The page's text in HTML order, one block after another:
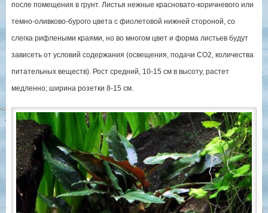
после помещения в грунт. Листья нежные красновато-коричневого или
темно-оливково-бурого цвета с фиолетовой нижней стороной, со
слегка рифлеными краями, но во многом цвет и форма листьев будут
зависеть от условий содержания (освещения, подачи СО2, количества
питательных веществ). Рост средний, 10-15 см в высоту, растет
медленно; ширина розетки 8-15 см.